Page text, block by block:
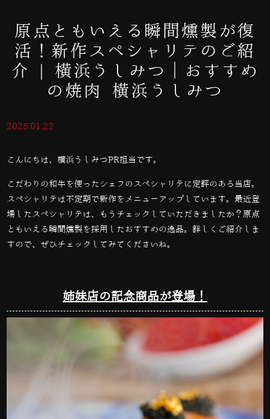
原点ともいえる瞬間燻製が復
活！新作スペシャリテのご紹
介 | 横浜うしみつ｜おすすめ
の焼肉 横浜うしみつ
2025.01.22
こんにちは、横浜うしみつPR担当です。
こだわりの和牛を使ったシェフのスペシャリテに定評のある当店。
スペシャリテは不定期で新作をメニューアップしています。最近登
場したスペシャリテは、もうチェックしていただきましたか？原点
ともいえる瞬間燻製を採用したおすすめの逸品。詳しくご紹介しま
すので、ぜひチェックしてみてくださいね。
姉妹店の記念商品が登場！